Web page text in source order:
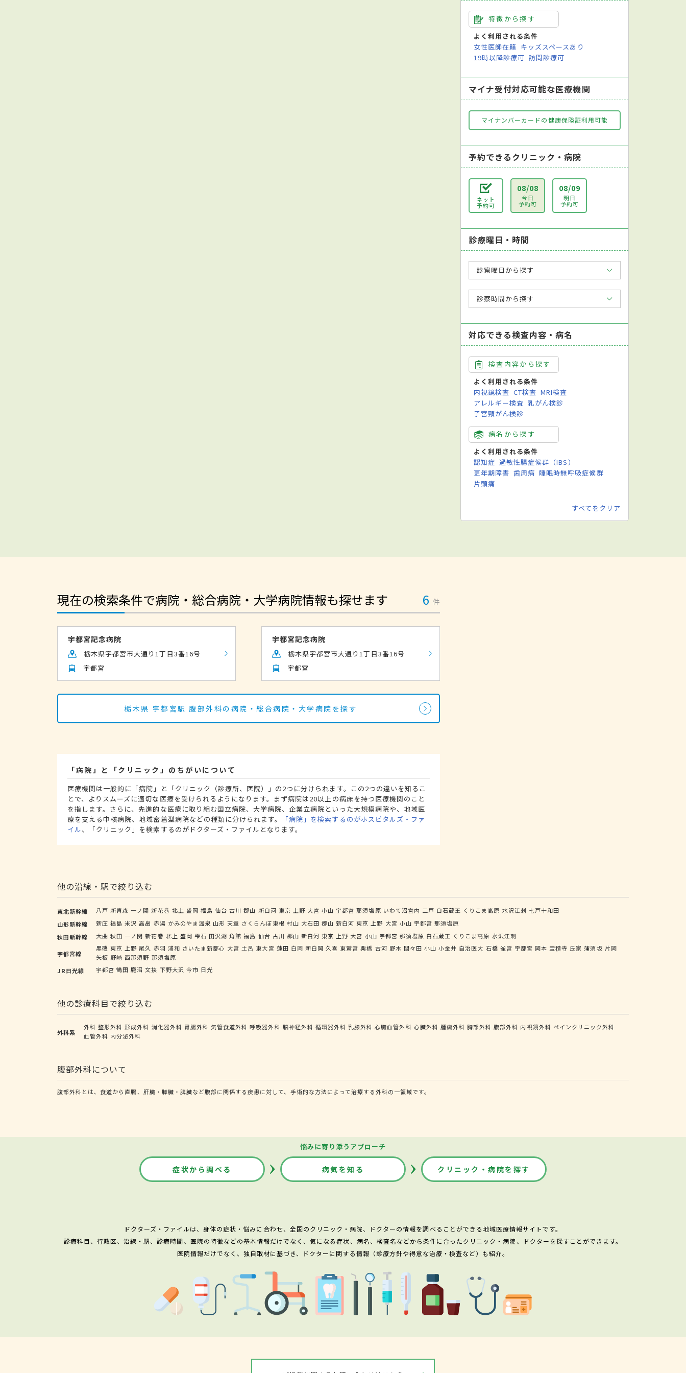
特徴から探す
よく利用される条件
女性医師在籍 キッズスペースあり
19時以降診療可 訪問診療可
マイナ受付対応可能な医療機関
マイナンバーカードの健康保険証利用可能
予約できるクリニック・病院
ネット
予約可
08/08
今日
予約可
08/09
明日
予約可
診療曜日・時間
診察曜日から探す
診察時間から探す
対応できる検査内容・病名
検査内容から探す
よく利用される条件
内視鏡検査 CT検査 MRI検査
アレルギー検査 乳がん検診
子宮頸がん検診
病名から探す
よく利用される条件
認知症 過敏性腸症候群（IBS）
更年期障害 歯周病 睡眠時無呼吸症候群
片頭痛
すべてをクリア
現在の検索条件で病院・総合病院・大学病院情報も探せます 6 件
宇都宮記念病院
栃木県宇都宮市大通り1丁目3番16号
宇都宮
宇都宮記念病院
栃木県宇都宮市大通り1丁目3番16号
宇都宮
栃木県 宇都宮駅 腹部外科の病院・総合病院・大学病院を探す
「病院」と「クリニック」のちがいについて
医療機関は一般的に「病院」と「クリニック（診療所、医院）」の2つに分けられます。この2つの違いを知るこ
とで、よりスムーズに適切な医療を受けられるようになります。まず病院は20以上の病床を持つ医療機関のこと
を指します。さらに、先進的な医療に取り組む国立病院、大学病院、企業立病院といった大規模病院や、地域医
療を支える中核病院、地域密着型病院などの種類に分けられます。
「病院」を検索するのがホスピタルズ・ファ
イル、「クリニック」を検索するのがドクターズ・ファイルとなります。
他の沿線・駅で絞り込む
東北新幹線 八戸 新青森 一ノ関 新花巻 北上 盛岡 福島 仙台 古川 郡山 新白河 東京 上野 大宮 小山 宇都宮 那須塩原 いわて沼宮内 二戸 白石蔵王 くりこま高原 水沢江刺 七戸十和田
山形新幹線
新庄 福島 米沢 高畠 赤湯 かみのやま温泉 山形 天童 さくらんぼ東根 村山 大石田 郡山 新白河 東京 上野 大宮 小山 宇都宮 那須塩原
秋田新幹線
大曲 秋田 一ノ関 新花巻 北上 盛岡 雫石 田沢湖 角館 福島 仙台 古川 郡山 新白河 東京 上野 大宮 小山 宇都宮 那須塩原 白石蔵王 くりこま高原 水沢江刺
宇都宮線
黒磯 東京 上野 尾久 赤羽 浦和 さいたま新都心 大宮 土呂 東大宮 蓮田 白岡 新白岡 久喜 東鷲宮 栗橋 古河 野木 間々田 小山 小金井 自治医大 石橋 雀宮 宇都宮 岡本 宝積寺 氏家 蒲須坂 片岡
矢板 野崎 西那須野 那須塩原
JR日光線
宇都宮 鶴田 鹿沼 文挟 下野大沢 今市 日光
他の診療科目で絞り込む
外科系
外科 整形外科 形成外科 消化器外科 胃腸外科 気管食道外科 呼吸器外科 脳神経外科 循環器外科 乳腺外科 心臓血管外科 心臓外科 腫瘍外科 胸部外科 腹部外科 内視鏡外科 ペインクリニック外科
血管外科 内分泌外科
腹部外科について
腹部外科とは、食道から直腸、肝臓・膵臓・脾臓など腹部に関係する疾患に対して、手術的な方法によって治療する外科の一領域です。
悩みに寄り添うアプローチ
症状から調べる 病気を知る クリニック・病院を探す
ドクターズ・ファイルは、身体の症状・悩みに合わせ、全国のクリニック・病院、ドクターの情報を調べることができる地域医療情報サイトです。
診療科目、行政区、沿線・駅、診療時間、医院の特徴などの基本情報だけでなく、気になる症状、病名、検査名などから条件に合ったクリニック・病院、ドクターを探すことができます。
医院情報だけでなく、独自取材に基づき、ドクターに関する情報（診療方針や得意な治療・検査など）も紹介。